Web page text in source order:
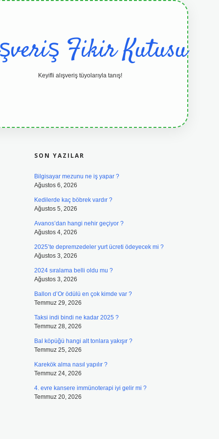
Fikir Kutusu
Keyifli alışveriş tüyolarıyla tanış!
SON YAZILAR
Bilgisayar mezunu ne iş yapar ?
Ağustos 6, 2026
Kedilerde kaç böbrek vardır ?
Ağustos 5, 2026
Avanos’dan hangi nehir geçiyor ?
Ağustos 4, 2026
2025’te depremzedeler yurt ücreti ödeyecek mi ?
Ağustos 3, 2026
2024 sıralama belli oldu mu ?
Ağustos 3, 2026
Ballon d’Or ödülü en çok kimde var ?
Temmuz 29, 2026
Taksi indi bindi ne kadar 2025 ?
Temmuz 28, 2026
Bal köpüğü hangi alt tonlara yakışır ?
Temmuz 25, 2026
Karekök alma nasıl yapılır ?
Temmuz 24, 2026
4. evre kansere immünoterapi iyi gelir mi ?
Temmuz 20, 2026